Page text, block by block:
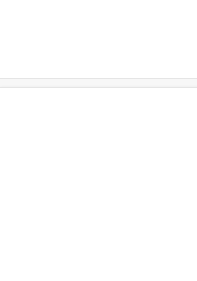
Podle zákona o evidenci tržeb